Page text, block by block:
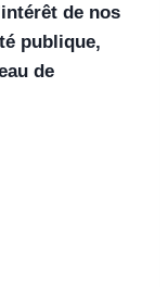
de nos
publique,
de